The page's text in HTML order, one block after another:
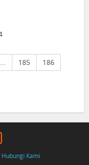
... 185
186
Hubungi Kami